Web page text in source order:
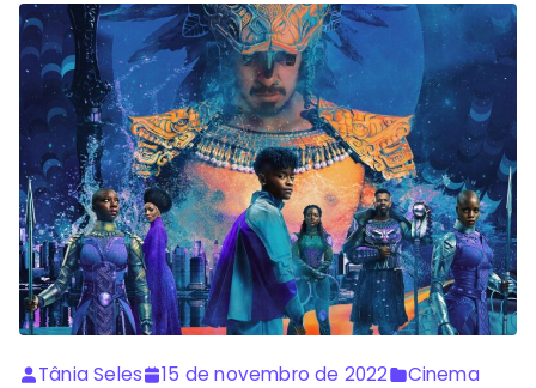
Tânia Seles 15 de novembro de 2022
Cinema